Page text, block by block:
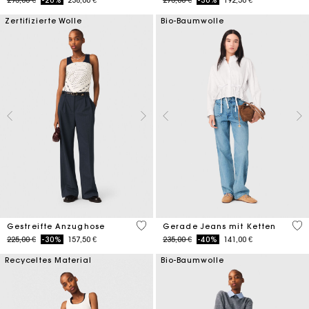
Zertifizierte Wolle
Gestreifte Anzughose
Price reduced from
225,00 €to-30% 157,50 €
5 out of 5 Customer Rating
Bio-Baumwolle
Gerade Jeans mit Ketten
Price reduced from
235,00 €to-40% 141,00 €
4,3
Recyceltes Material Bio-Baumwolle